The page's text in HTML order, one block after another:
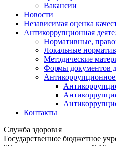
Вакансии
Новости
Независимая оценка
Антикоррупционная
Нормативные,
Локальные
Методические
Формы документов
Контакты
Служба здоровья
Государственное бюджетное